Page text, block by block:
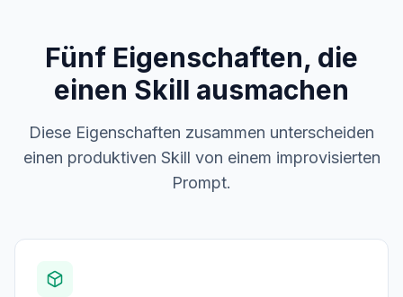
Fünf Eigenschaften, die
einen Skill ausmachen
Diese Eigenschaften zusammen unterscheiden
einen produktiven Skill von einem improvisierten
Prompt.